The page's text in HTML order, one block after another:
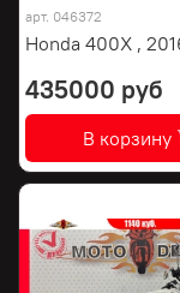
арт. 046372
Honda 400X ,
435000 руб
В корзину